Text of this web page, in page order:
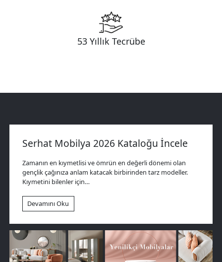
53 Yıllık Tecrübe
Serhat Mobilya 2026 Kataloğu İncele
Zamanın en kıymetlisi ve ömrün en değerli dönemi olan
gençlik çağınıza anlam katacak birbirinden tarz modeller.
Kıymetini bilenler için…
Devamını Oku